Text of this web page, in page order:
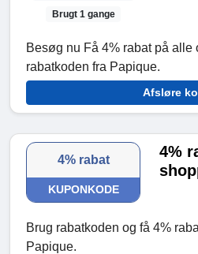
Brugt 1 gange
Besøg nu Få 4% rabat på alle
rabatkoden fra Papique.
Afsløre
4% rabat
KUPONKODE
4%
Brug rabatkoden og få 4%
Papique.